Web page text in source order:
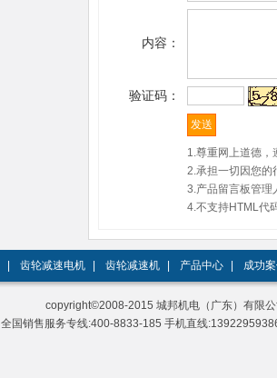
内容：
验证码：
1.尊重网上道德，
2.承担一切因您的
3.产品留言板管理
4.不支持HTML代
齿轮减速电机 齿轮减速机 产品中心 成功
copyright©2008-2015 城邦机电（广东）有限
全国销售服务专线:400-8833-185 手机直线